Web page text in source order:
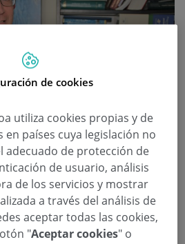
cita
Pedir cita
de cookies
utiliza cookies propias y de
países cuya legislación no
adecuado de protección de
de usuario, análisis
de los servicios y mostrar
a través del análisis de
aceptar todas las cookies,
"Aceptar cookies" o